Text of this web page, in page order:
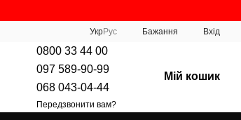
УкрРус Бажання Вхід
0800 33 44 00
097 589-90-99
068 043-04-44
Передзвонити вам?
Мій кошик